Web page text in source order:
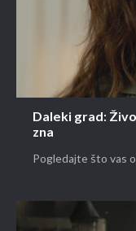
Daleki grad:
zna
Pogledajte što vas